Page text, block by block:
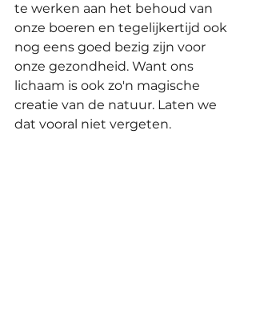
te werken aan het behoud van
onze boeren en tegelijkertijd ook
nog eens goed bezig zijn voor
onze gezondheid. Want ons
lichaam is ook zo'n magische
creatie van de natuur. Laten we
dat vooral niet vergeten.